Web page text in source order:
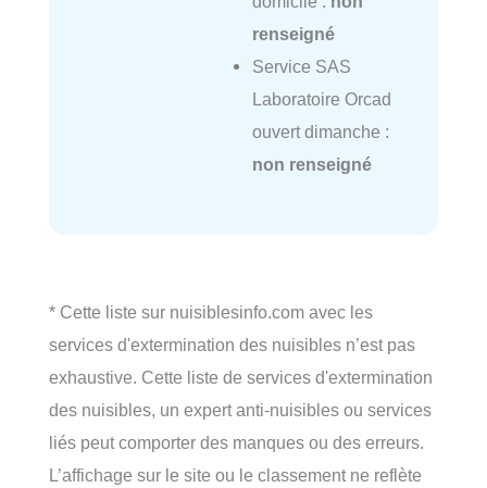
renseigné
Service SAS
Laboratoire Orcad
ouvert dimanche :
non renseigné
* Cette liste sur nuisiblesinfo.com avec les
services d'extermination des nuisibles n’est pas
exhaustive. Cette liste de services d'extermination
des nuisibles, un expert anti-nuisibles ou services
liés peut comporter des manques ou des erreurs.
L’affichage sur le site ou le classement ne reflète